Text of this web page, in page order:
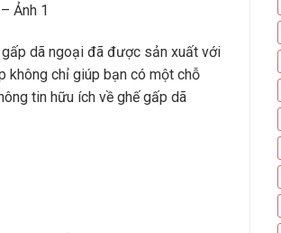
Ảnh 1
gấp dã ngoại đã được sản xuất với
không chỉ giúp bạn có một chỗ
tin hữu ích về ghế gấp dã